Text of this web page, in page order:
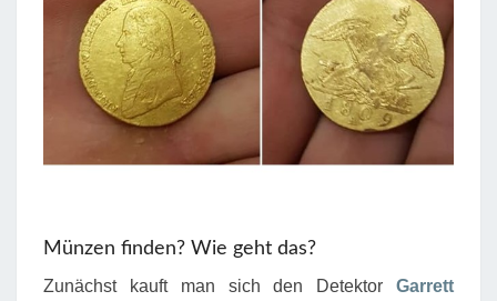
Münzen finden? Wie geht das?
Zunächst kauft man sich den Detektor Garrett